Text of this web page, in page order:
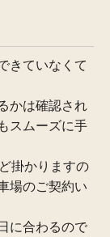
きていなくて
かは確認され
スムーズに手
掛かりますの
場のご契約い
に合わるので